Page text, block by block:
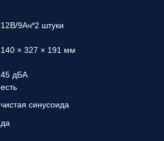
12В/9Ач*2 штуки
140 × 327 × 191 мм
45 дБА
есть
чистая синусоида
да